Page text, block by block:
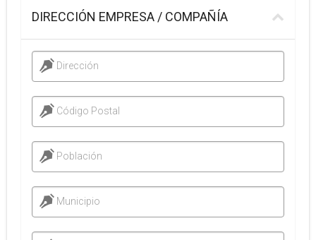
DIRECCIÓN EMPRESA / COMPAÑÍA
Dirección
Código Postal
Población
Municipio